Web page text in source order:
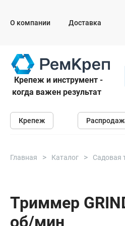
О компании Доставка
Крепеж и инструмент -
когда важен результат
Крепеж
Анкеры
Саморезы и шурупы
Крепеж
Главная Каталог Садовая
Триммер
об/мин